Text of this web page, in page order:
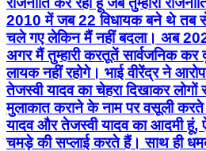
2010 में जब 22 विधायक बने थे तब
चले गए लेकिन मैं नहीं बदला। अब
अगर मैं तुम्हारी करतूतें सार्वजनिक कर
लायक नहीं रहोगे। भाई वीरेंद्र ने
तेजस्वी यादव का चेहरा दिखाकर
मुलाकात कराने के नाम पर वसूली
यादव और तेजस्वी यादव का आदमी हूं,
चमड़े की सप्लाई करते हैं। साथ ही